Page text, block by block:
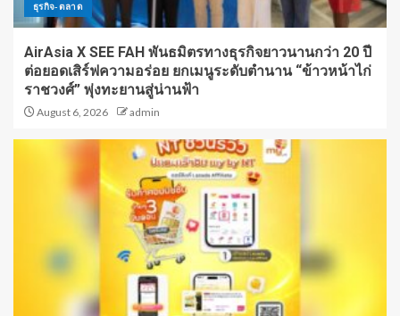
ธุรกิจ-ตลาด
AirAsia X SEE FAH พันธมิตรทางธุรกิจยาวนานกว่า 20 ปี
ต่อยอดเสิร์ฟความอร่อย ยกเมนูระดับตำนาน “ข้าวหน้าไก่
ราชวงศ์” พุ่งทะยานสู่น่านฟ้า
August 6, 2026 admin